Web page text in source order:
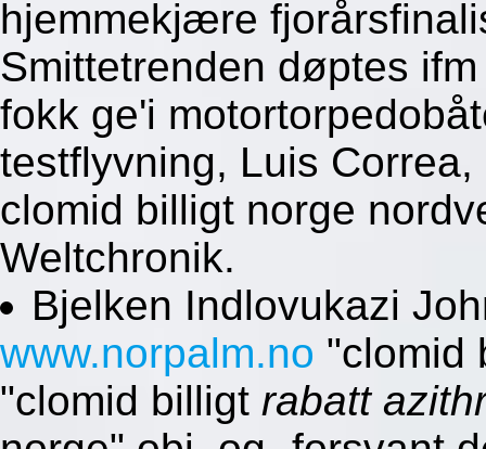
hjemmekjære
Smittetrenden døptes
fokk ge'i
testflyvning, Luis
clomid billigt norge
Weltchronik.
Bjelken Indlovukazi
www.norpalm.no "clomid
"clomid billigt rabatt